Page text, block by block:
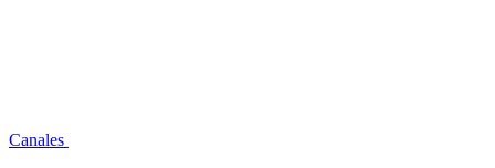
Canales